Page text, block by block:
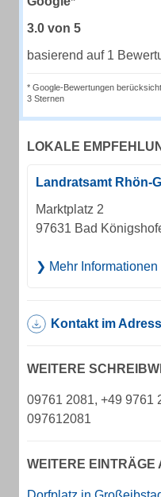
3.0 von 5
basierend auf 1
* Google-Bewertungen
3 Sternen
LOKALE
Landratsamt Rhön-
Marktplatz 2
97631 Bad
Mehr Informationen
Kontakt im
WEITERE
09761 2081, +49 9761
097612081
WEITERE EINTRÄGE